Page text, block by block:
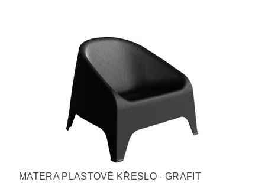
MATERA PLASTOVÉ KŘESLO - GRAFIT